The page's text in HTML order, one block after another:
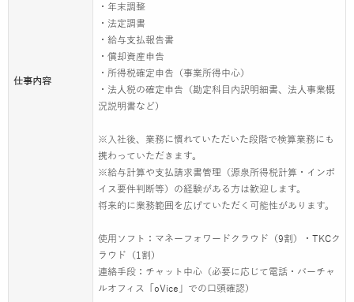
仕事内容
・年末調整
・法定調書
・給与支払報告書
・償却資産申告
・所得税確定申告（事業所得中心）
・法人税の確定申告（勘定科目内訳明細書、法人事業概
況説明書など）
※入社後、業務に慣れていただいた段階で検算業務にも
携わっていただきます。
※給与計算や支払請求書管理（源泉所得税計算・インボ
イス要件判断等）の経験がある方は歓迎します。
将来的に業務範囲を広げていただく可能性があります。
使用ソフト：マネーフォワードクラウド（9割）・TKCク
ラウド（1割）
連絡手段：チャット中心（必要に応じて電話・バーチャ
ルオフィス「oVice」での口頭確認）